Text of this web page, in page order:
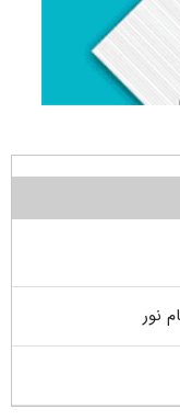
نور